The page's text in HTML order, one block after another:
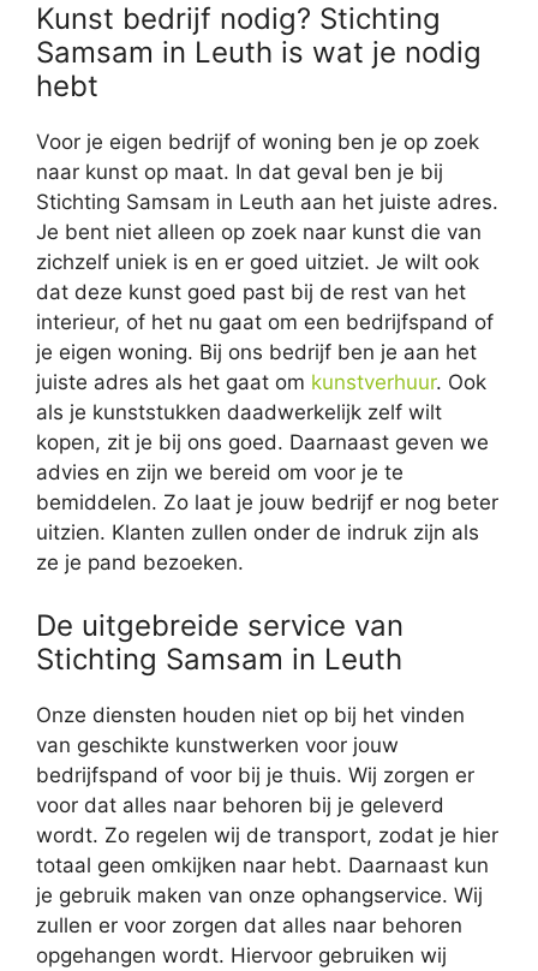
Kunst bedrijf nodig? Stichting
Samsam in Leuth is wat je nodig
hebt
Voor je eigen bedrijf of woning ben je op zoek
naar kunst op maat. In dat geval ben je bij
Stichting Samsam in Leuth aan het juiste adres.
Je bent niet alleen op zoek naar kunst die van
zichzelf uniek is en er goed uitziet. Je wilt ook
dat deze kunst goed past bij de rest van het
interieur, of het nu gaat om een bedrijfspand of
je eigen woning. Bij ons bedrijf ben je aan het
juiste adres als het gaat om kunstverhuur. Ook
als je kunststukken daadwerkelijk zelf wilt
kopen, zit je bij ons goed. Daarnaast geven we
advies en zijn we bereid om voor je te
bemiddelen. Zo laat je jouw bedrijf er nog beter
uitzien. Klanten zullen onder de indruk zijn als
ze je pand bezoeken.
De uitgebreide service van
Stichting Samsam in Leuth
Onze diensten houden niet op bij het vinden
van geschikte kunstwerken voor jouw
bedrijfspand of voor bij je thuis. Wij zorgen er
voor dat alles naar behoren bij je geleverd
wordt. Zo regelen wij de transport, zodat je hier
totaal geen omkijken naar hebt. Daarnaast kun
je gebruik maken van onze ophangservice. Wij
zullen er voor zorgen dat alles naar behoren
opgehangen wordt. Hiervoor gebruiken wij